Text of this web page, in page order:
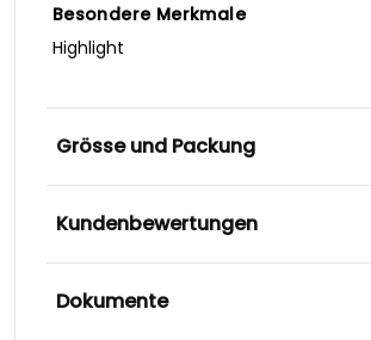
Besondere Merkmale
Highlight
Grösse und Packung
Kundenbewertungen
Dokumente